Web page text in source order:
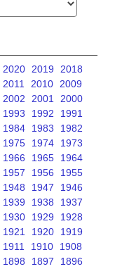
2020 2019
2018
2011 2010
2009
2002 2001
2000
1993 1992
1991
1984 1983
1982
1975 1974
1973
1966 1965
1964
1957 1956
1955
1948 1947
1946
1939 1938
1937
1930 1929
1928
1921 1920
1919
1911 1910
1908
1898 1897
1896